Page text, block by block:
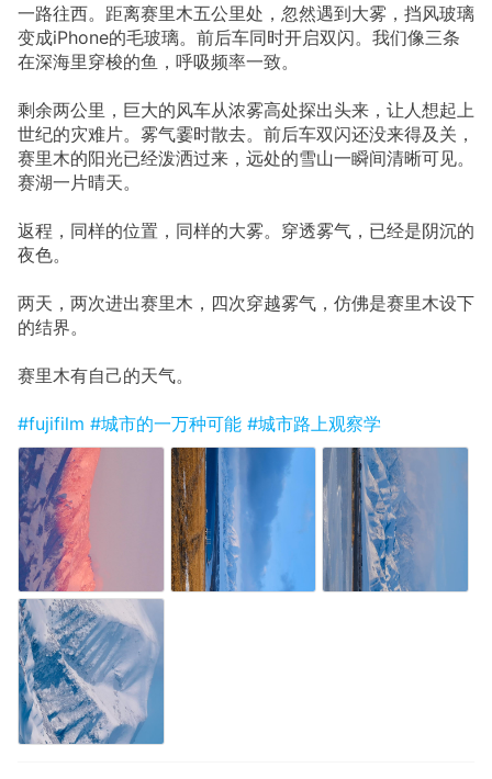
一路往西。距离赛里木五公里处，忽然遇到大雾，挡风玻璃
变成iPhone的毛玻璃。前后车同时开启双闪。我们像三条
在深海里穿梭的鱼，呼吸频率一致。
剩余两公里，巨大的风车从浓雾高处探出头来，让人想起上
世纪的灾难片。雾气霎时散去。前后车双闪还没来得及关，
赛里木的阳光已经泼洒过来，远处的雪山一瞬间清晰可见。
赛湖一片晴天。
返程，同样的位置，同样的大雾。穿透雾气，已经是阴沉的
夜色。
两天，两次进出赛里木，四次穿越雾气，仿佛是赛里木设下
的结界。
赛里木有自己的天气。
#fujifilm #城市的一万种可能 #城市路上观察学